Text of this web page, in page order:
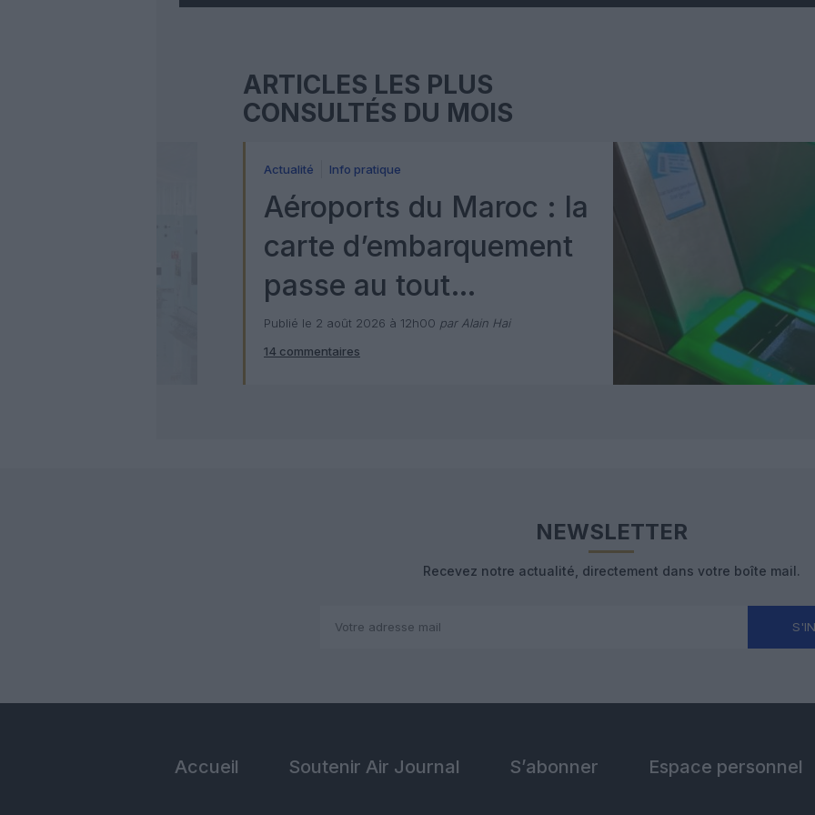
ARTICLES LES PLUS
CONSULTÉS DU MOIS
Actualité Info pratique
Aéroports du Maroc : la
carte d’embarquement
passe au tout
numérique avec Pax
Check
Publié le 2 août 2026 à 12h00 par Alain Hai
14 commentaires
NEWSLETTER
Recevez notre actualité, directement dans votre boîte mail.
Accueil Soutenir Air Journal S’abonner Espace personnel